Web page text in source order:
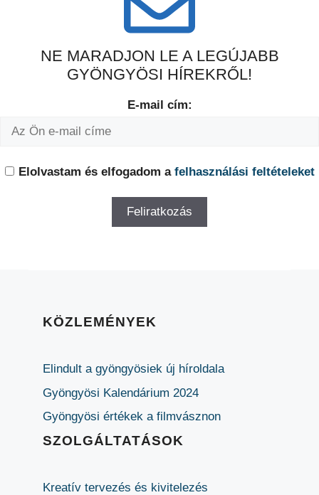
NE MARADJON LE A LEGÚJABB
GYÖNGYÖSI HÍREKRŐL!
E-mail cím:
Elolvastam és elfogadom a felhasználási feltételeket
KÖZLEMÉNYEK
Elindult a gyöngyösiek új híroldala
Gyöngyösi Kalendárium 2024
Gyöngyösi értékek a filmvásznon
SZOLGÁLTATÁSOK
Kreatív tervezés és kivitelezés